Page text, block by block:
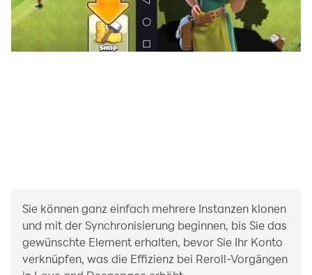
personalized timbres, all yours to explore. Additionally,
the intelligent AI face-crafting system allows you to
upload your personal photo to automatically generate
X (Twitter): https://twitter.com/Love_Deepspace
Sie können ganz einfach mehrere Instanzen klonen
und mit der Synchronisierung beginnen, bis Sie das
gewünschte Element erhalten, bevor Sie Ihr Konto
verknüpfen, was die Effizienz bei Reroll-Vorgängen